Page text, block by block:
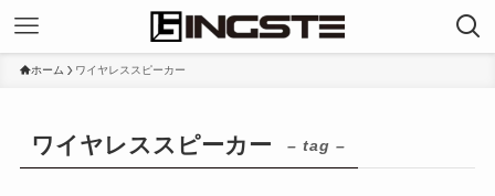
ホーム ワイヤレススピーカー
ワイヤレススピーカー – tag –